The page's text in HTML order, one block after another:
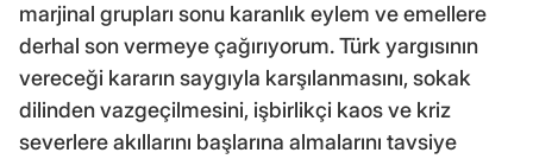
marjinal grupları sonu karanlık eylem ve emellere
derhal son vermeye çağırıyorum. Türk yargısının
vereceği kararın saygıyla karşılanmasını, sokak
dilinden vazgeçilmesini, işbirlikçi kaos ve kriz
severlere akıllarını başlarına almalarını tavsiye